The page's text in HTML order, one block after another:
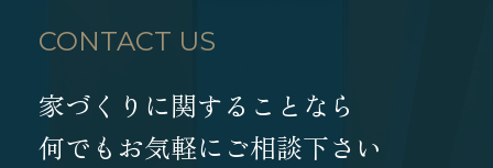
CONTACT US
家づくりに関することなら
何でもお気軽にご相談下さい